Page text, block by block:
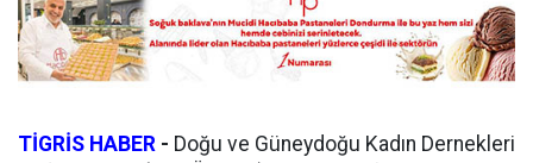
TİGRİS HABER - Doğu ve Güneydoğu Kadın Dernekleri